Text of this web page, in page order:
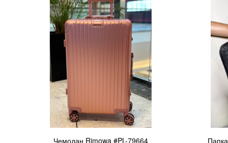
Чемодан Rimowa #PL-79664